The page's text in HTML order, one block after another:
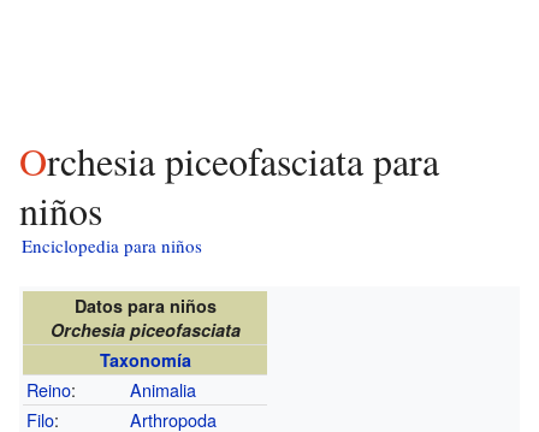
Orchesia piceofasciata para
niños
Enciclopedia para niños
Datos para niños
Orchesia piceofasciata
Taxonomía
Reino:
Animalia
Filo:
Arthropoda